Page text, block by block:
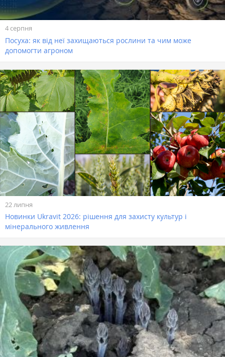
4 серпня
Посуха: як від неї захищаються рослини та чим може
допомогти агроном
22 липня
Новинки Ukravit 2026: рішення для захисту культур і
мінерального живлення